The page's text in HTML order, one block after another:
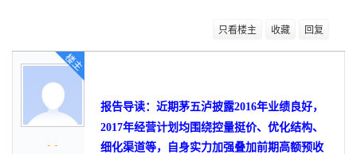
只看楼主 收藏 回复
- -
楼主
报告导读： 近期茅五泸披露2016年业绩良好，
2017年经营计划均围绕控量挺价、优化结构、
细化渠道等，自身实力加强叠加前期高额预收